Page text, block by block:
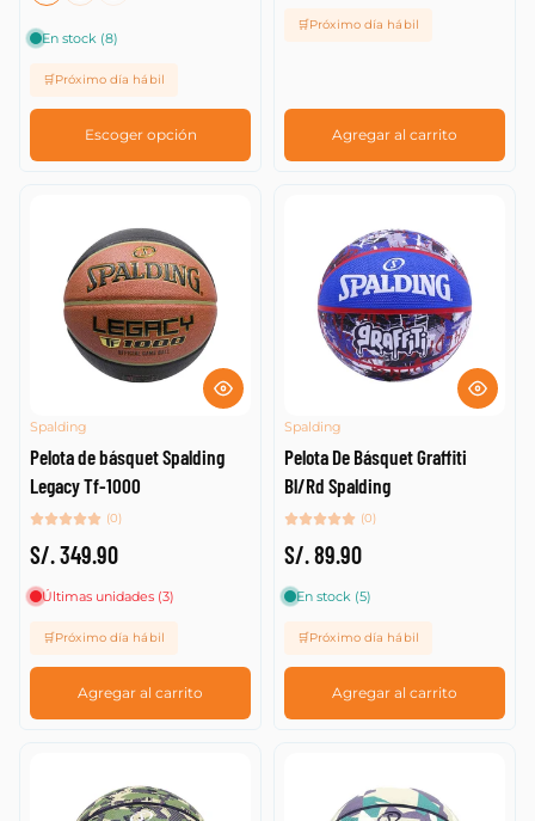
En stock (8)
🛒Próximo día hábil
Escoger opción
🛒Próximo día hábil
Agregar al carrito
Spalding
Pelota de básquet Spalding
Legacy Tf-1000
(0)
S/. 349.90
Últimas unidades (3)
🛒Próximo día hábil
Agregar al carrito
Spalding
Pelota De Básquet Graffiti
Bl/Rd Spalding
(0)
S/. 89.90
En stock (5)
🛒Próximo día hábil
Agregar al carrito